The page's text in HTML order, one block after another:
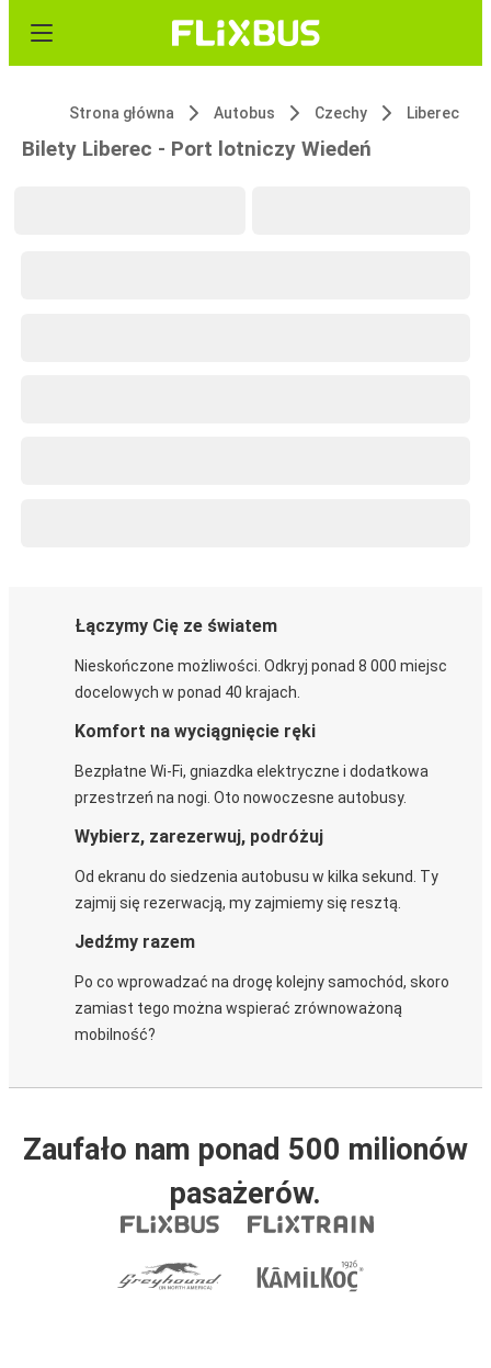
Strona główna Autobus Czechy Liberec
Bilety Liberec - Port lotniczy Wiedeń
Łączymy Cię ze światem
Nieskończone możliwości. Odkryj ponad 8 000 miejsc
docelowych w ponad 40 krajach.
Komfort na wyciągnięcie ręki
Bezpłatne Wi-Fi, gniazdka elektryczne i dodatkowa
przestrzeń na nogi. Oto nowoczesne autobusy.
Wybierz, zarezerwuj, podróżuj
Od ekranu do siedzenia autobusu w kilka sekund. Ty
zajmij się rezerwacją, my zajmiemy się resztą.
Jedźmy razem
Po co wprowadzać na drogę kolejny samochód, skoro
zamiast tego można wspierać zrównoważoną
mobilność?
Zaufało nam ponad 500 milionów
pasażerów.